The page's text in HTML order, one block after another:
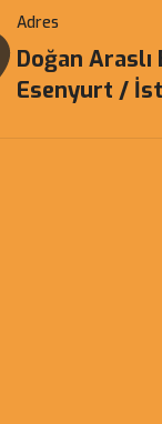
Adres
Doğan Araslı
Esenyurt /